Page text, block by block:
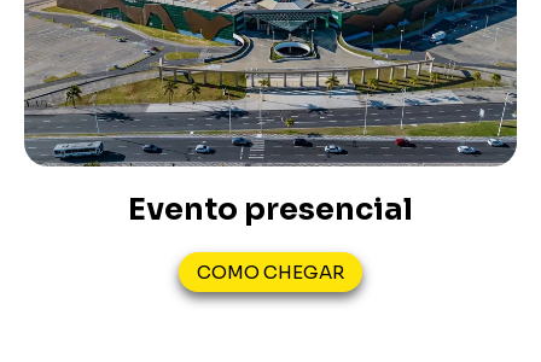
Evento presencial
COMO CHEGAR